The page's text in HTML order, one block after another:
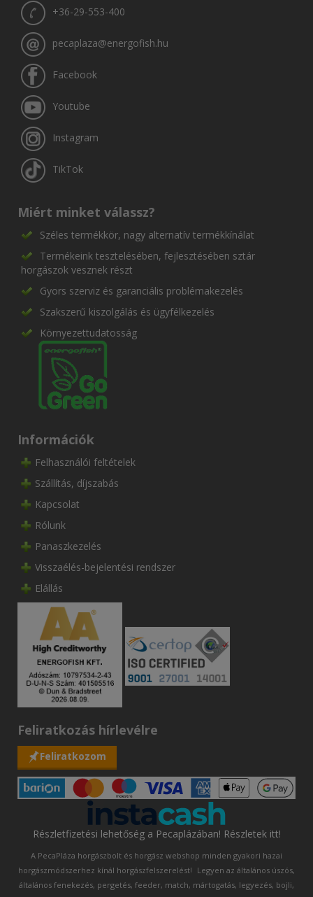
+36-29-553-400
pecaplaza@energofish.hu
Facebook
Youtube
Instagram
TikTok
Miért minket válassz?
Széles termékkör, nagy alternatív termékkínálat
Termékeink tesztelésében, fejlesztésében sztár
horgászok vesznek részt
Gyors szerviz és garanciális problémakezelés
Szakszerű kiszolgálás és ügyfélkezelés
Környezettudatosság
Információk
Felhasználói feltételek
Szállítás, díjszabás
Kapcsolat
Rólunk
Panaszkezelés
Visszaélés-bejelentési rendszer
Elállás
Feliratkozás hírlevélre
Feliratkozom
Részletfizetési lehetőség a Pecaplázában! Részletek itt!
A PecaPláza horgászbolt és horgász webshop minden gyakori hazai
horgászmódszerhez kínál horgászfelszerelést! Legyen az általános úszós,
általános fenekezés, pergetés, feeder, match, mártogatás, legyezés, bojli,